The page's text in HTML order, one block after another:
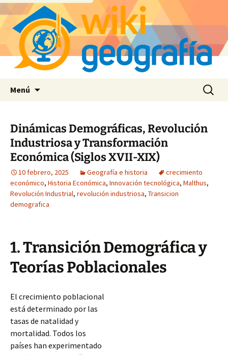
Menú Buscar:
Dinámicas Demográficas, Revolución
Industriosa y Transformación
Económica (Siglos XVII-XIX)
10 febrero, 2025 Geografía e historia
crecimiento
económico, Historia Económica, Innovación tecnológica, Malthus,
Revolución Industrial, revolución industriosa, Transicion
demografica
1. Transición Demográfica y
Teorías Poblacionales
El crecimiento poblacional
está determinado por las
tasas de natalidad y
mortalidad. Todos los
países han experimentado